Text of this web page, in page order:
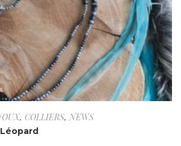
, COLLIERS,NEWS
Léopard